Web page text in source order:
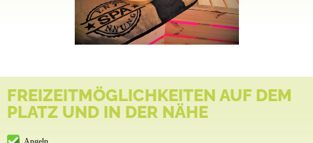
FREIZEITMÖGLICHKEITEN AUF DEM
PLATZ UND IN DER NÄHE